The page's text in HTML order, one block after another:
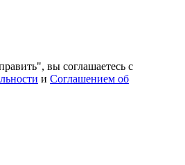
вы соглашаетесь с
и Соглашением об